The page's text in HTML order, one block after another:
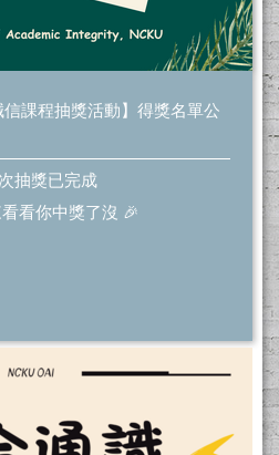
課程抽獎活動】得獎名單公
抽獎已完成
看你中獎了沒 🎉